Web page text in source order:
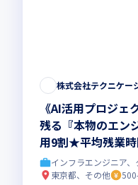
株式会社テクニケー
《AI活用プロジェ
残る『本物のエン
用9割★平均残業
コンサル領域まで
たいあなたにオス
インフラエンジニア
東京都、その他